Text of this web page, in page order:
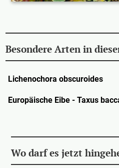
Besondere Arten in
Lichenochora obscuroides
Europäische Eibe - Taxus
Wo darf es jetzt